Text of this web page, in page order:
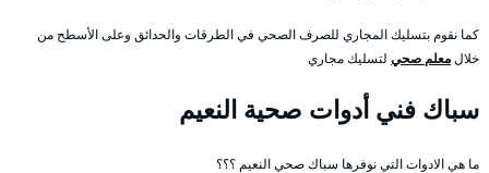
كما نقوم بتسليك المجاري للصرف الصحي في الطرقات والحدائق وعلى الأسطح من
خلالمعلم صحي لتسليك مجاري
سباك فني أدوات صحية النعيم
ما هي الادوات التي نوفرها سباك صحي النعيم ؟؟؟